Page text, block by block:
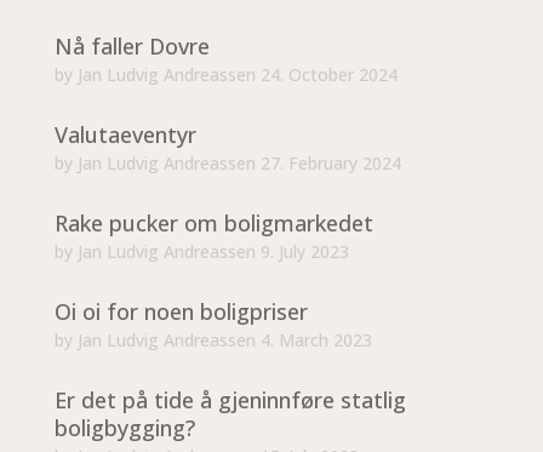
Nå faller Dovre
by Jan Ludvig Andreassen 24. October 2024
Valutaeventyr
by Jan Ludvig Andreassen 27. February 2024
Rake pucker om boligmarkedet
by Jan Ludvig Andreassen 9. July 2023
Oi oi for noen boligpriser
by Jan Ludvig Andreassen 4. March 2023
Er det på tide å gjeninnføre statlig
boligbygging?